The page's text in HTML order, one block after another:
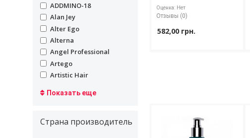
undefined
ADDMINO-18
undefined
Alan Jey
undefined
Alter Ego
undefined
Alterna
undefined
Angel Professional
undefined
Artego
undefined
Artistic Hair
Показать еще
Страна производитель
Оценка: Нет
Отзывы (0)
582,00 грн.